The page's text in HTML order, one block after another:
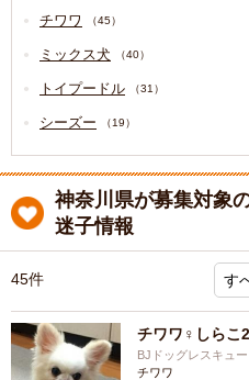
チワワ （45）
ミックス犬 （40）
トイプードル （31）
シーズー （19）
神奈川県が募集対象
迷子情報
45件
チワワ♀しらこ
BJドッグレスキュー
チワワ